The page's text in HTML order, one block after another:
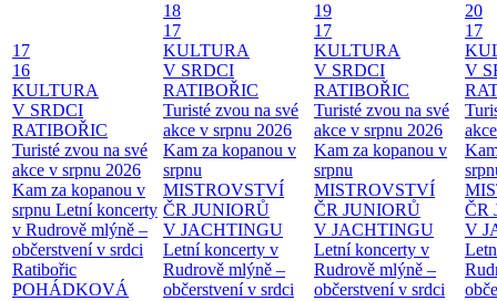
17
16
KULTURA
V SRDCI
RATIBOŘIC
Turisté zvou na své
akce v srpnu 2026
Kam za kopanou v
srpnu Letní koncerty
v Rudrově mlýně –
občerstvení v srdci
Ratibořic
POHÁDKOVÁ
18
17
KULTURA
V SRDCI
RATIBOŘIC
Turisté zvou na své
akce v srpnu 2026
Kam za kopanou v
srpnu
MISTROVSTVÍ
ČR JUNIORŮ
V JACHTINGU
Letní koncerty v
Rudrově mlýně –
občerstvení v srdci
19
17
KULTURA
V SRDCI
RATIBOŘIC
Turisté zvou na své
akce v srpnu 2026
Kam za kopanou v
srpnu
MISTROVSTVÍ
ČR JUNIORŮ
V JACHTINGU
Letní koncerty v
Rudrově mlýně –
občerstvení v srdci
20
17
V
ČR
V